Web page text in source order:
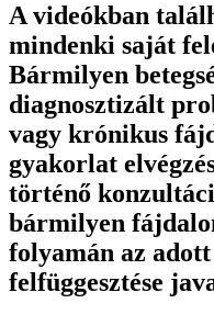
A videókban
mindenki saját
Bármilyen
diagnosztizált
vagy krónikus
gyakorlat
történő
bármilyen
folyamán az
felfüggesztése